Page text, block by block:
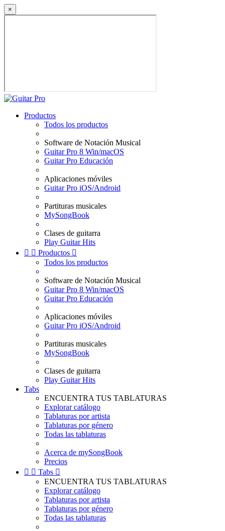
×
Productos
Todos los productos
Software de Notación Musical
Guitar Pro 8 Win/macOS
Guitar Pro Educación
Aplicaciones móviles
Guitar Pro iOS/Android
Partituras musicales
MySongBook
Clases de guitarra
Play Guitar Hits
  Productos 
Todos los productos
Software de Notación Musical
Guitar Pro 8 Win/macOS
Guitar Pro Educación
Aplicaciones móviles
Guitar Pro iOS/Android
Partituras musicales
MySongBook
Clases de guitarra
Play Guitar Hits
Tabs
ENCUENTRA TUS TABLATURAS
Explorar catálogo
Tablaturas por artista
Tablaturas por género
Todas las tablaturas
Acerca de mySongBook
Precios
  Tabs 
ENCUENTRA TUS TABLATURAS
Explorar catálogo
Tablaturas por artista
Tablaturas por género
Todas las tablaturas